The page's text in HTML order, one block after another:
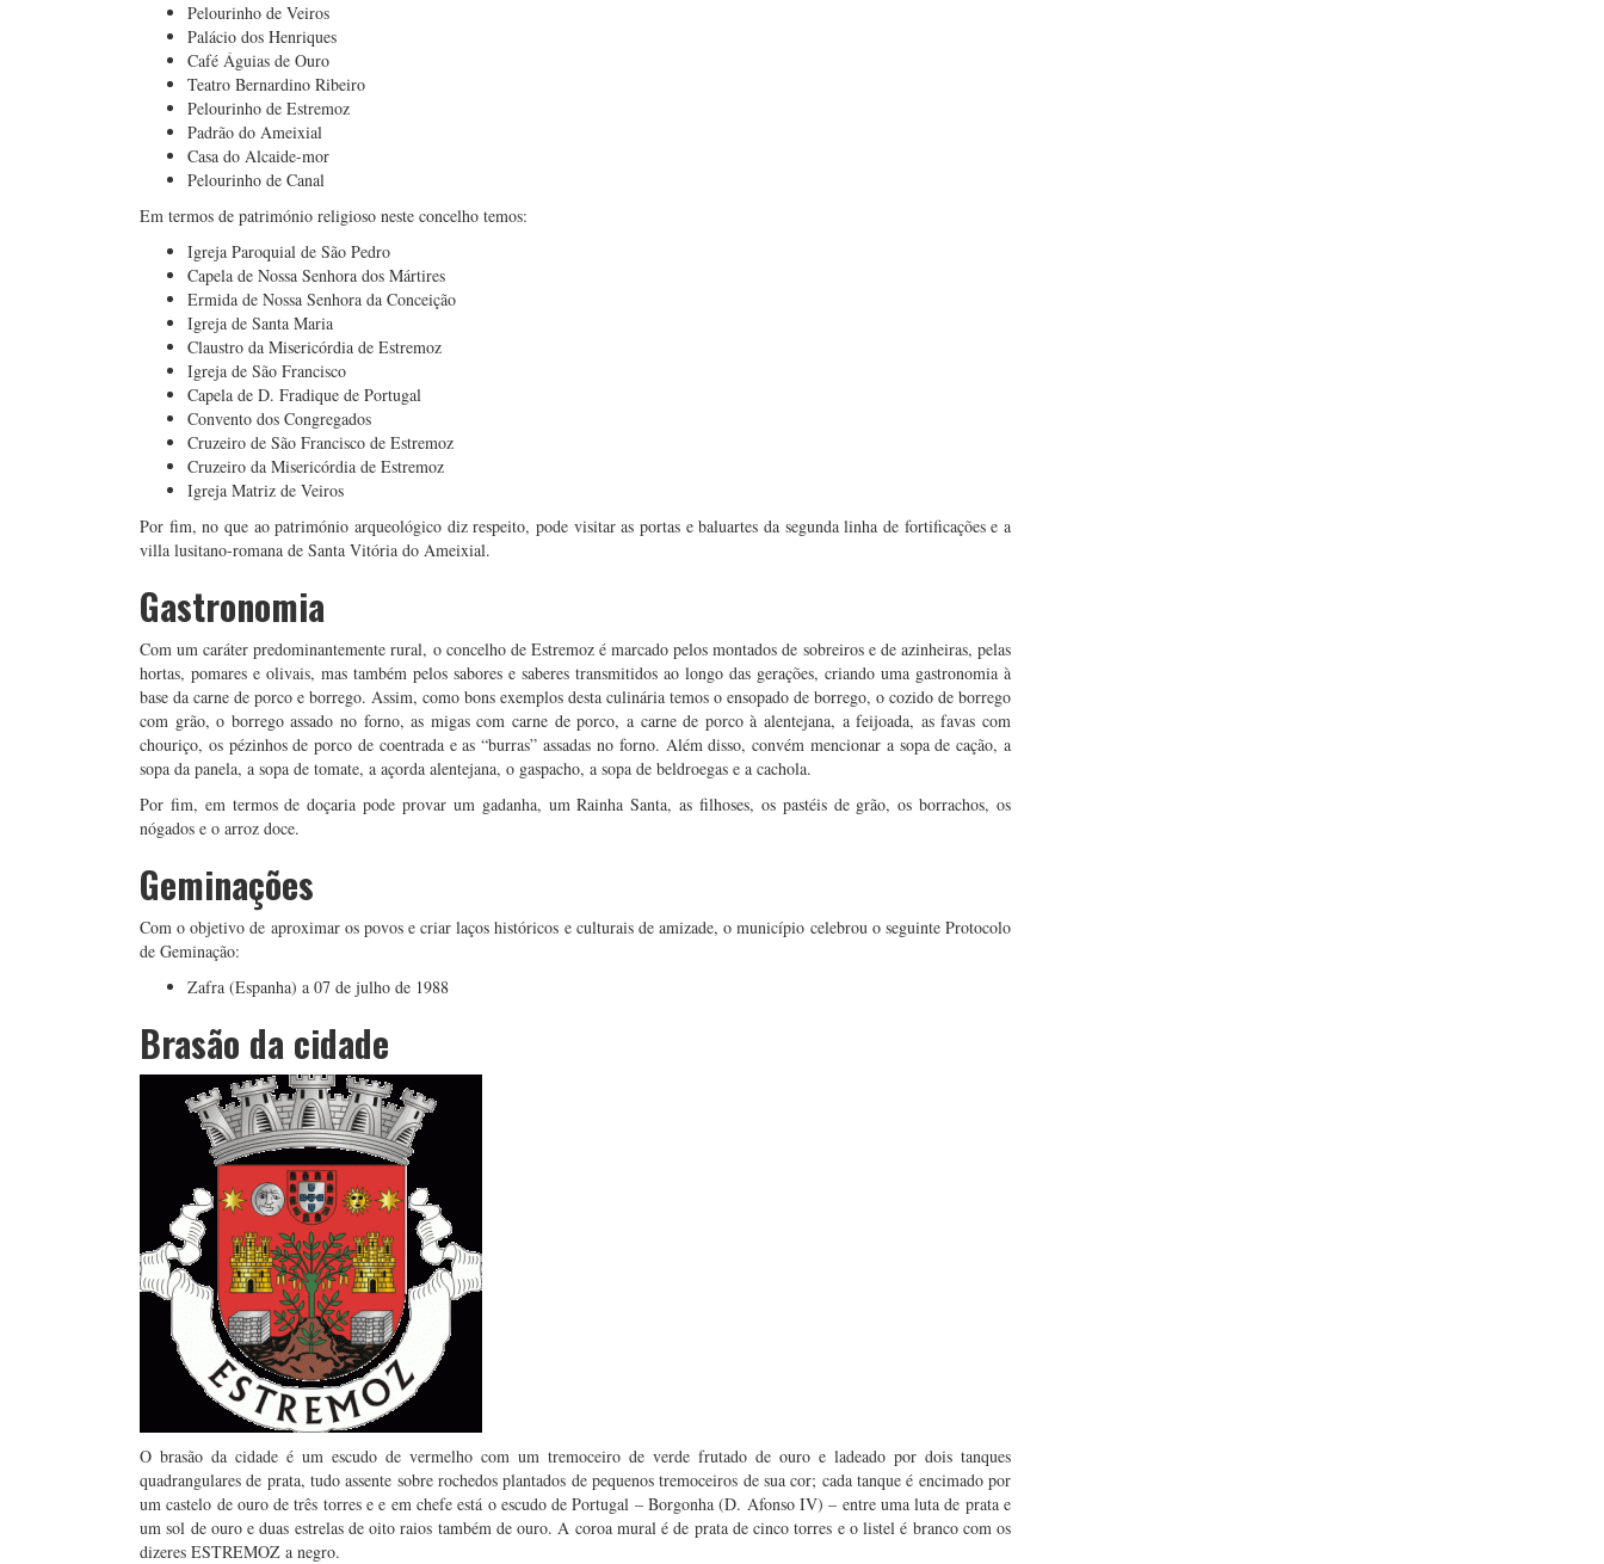
Pelourinho de Veiros
Palácio dos Henriques
Café Águias de Ouro
Teatro Bernardino Ribeiro
Pelourinho de Estremoz
Padrão do Ameixial
Casa do Alcaide-mor
Pelourinho de Canal
Em termos de património religioso neste concelho temos:
Igreja Paroquial de São Pedro
Capela de Nossa Senhora dos Mártires
Ermida de Nossa Senhora da Conceição
Igreja de Santa Maria
Claustro da Misericórdia de Estremoz
Igreja de São Francisco
Capela de D. Fradique de Portugal
Convento dos Congregados
Cruzeiro de São Francisco de Estremoz
Cruzeiro da Misericórdia de Estremoz
Igreja Matriz de Veiros
Por fim, no que ao património arqueológico diz respeito, pode visitar as portas e baluartes da segunda linha de fortificações e a
villa lusitano-romana de Santa Vitória do Ameixial.
Gastronomia
Com um caráter predominantemente rural, o concelho de Estremoz é marcado pelos montados de sobreiros e de azinheiras, pelas
hortas, pomares e olivais, mas também pelos sabores e saberes transmitidos ao longo das gerações, criando uma gastronomia à
base da carne de porco e borrego. Assim, como bons exemplos desta culinária temos o ensopado de borrego, o cozido de borrego
com grão, o borrego assado no forno, as migas com carne de porco, a carne de porco à alentejana, a feijoada, as favas com
chouriço, os pézinhos de porco de coentrada e as “burras” assadas no forno. Além disso, convém mencionar a sopa de cação, a
sopa da panela, a sopa de tomate, a açorda alentejana, o gaspacho, a sopa de beldroegas e a cachola.
Por fim, em termos de doçaria pode provar um gadanha, um Rainha Santa, as filhoses, os pastéis de grão, os borrachos, os
nógados e o arroz doce.
Geminações
Com o objetivo de aproximar os povos e criar laços históricos e culturais de amizade, o município celebrou o seguinte Protocolo
de Geminação:
Zafra (Espanha) a 07 de julho de 1988
Brasão da cidade
O brasão da cidade é um escudo de vermelho com um tremoceiro de verde frutado de ouro e ladeado por dois tanques
quadrangulares de prata, tudo assente sobre rochedos plantados de pequenos tremoceiros de sua cor; cada tanque é encimado por
um castelo de ouro de três torres e e em chefe está o escudo de Portugal – Borgonha (D. Afonso IV) – entre uma luta de prata e
um sol de ouro e duas estrelas de oito raios também de ouro. A coroa mural é de prata de cinco torres e o listel é branco com os
dizeres ESTREMOZ a negro.